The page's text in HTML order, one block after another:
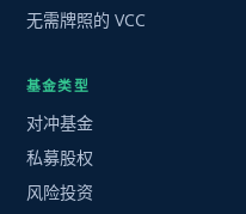
无需牌照的 VCC
基金类型
对冲基金
私募股权
风险投资